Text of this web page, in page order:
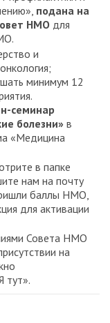
подана на
НМО для
и
минимум 12
семинар
болезни» в
«Медицина
в папке
нам на почту
баллы НМО,
для активации
Совета НМО
на
тут».